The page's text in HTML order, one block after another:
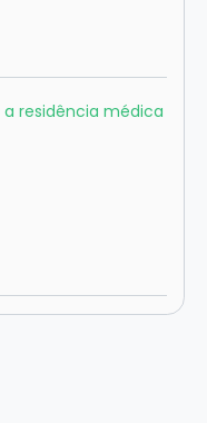
residência médica